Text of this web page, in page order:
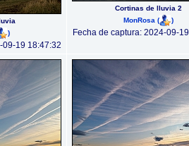
)
09-19 18:47:32
Cortinas de lluvia 2
MonRosa ( )
Fecha de captura: 2024-09-